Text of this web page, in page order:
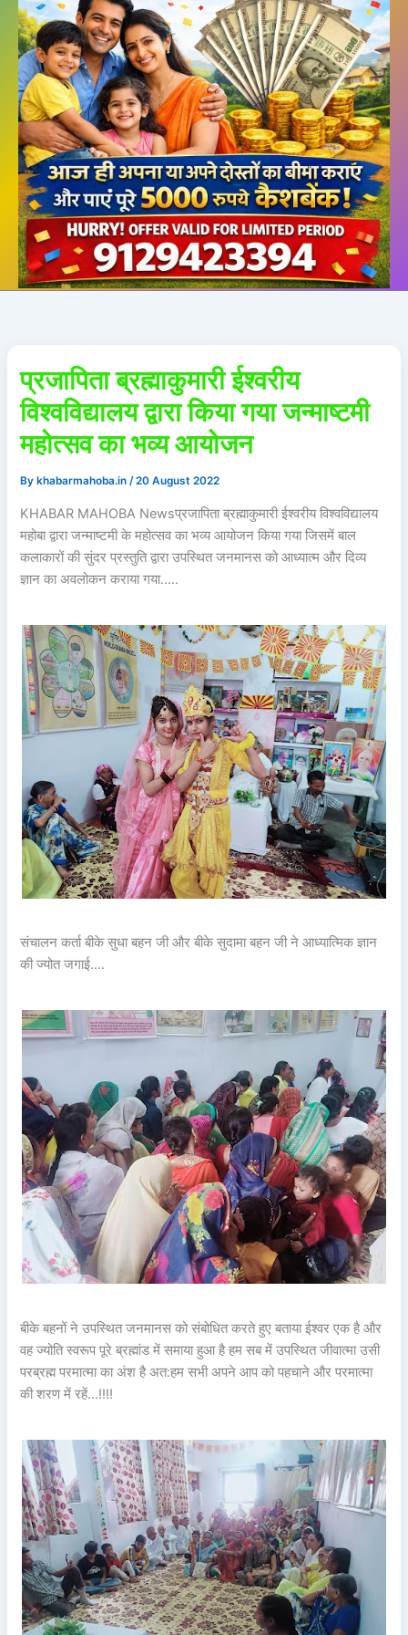
प्रजापिता ब्रह्माकुमारी ईश्वरीय
विश्वविद्यालय द्वारा किया गया जन्माष्टमी
महोत्सव का भव्य आयोजन
By khabarmahoba.in/20 August 2022
KHABAR MAHOBA Newsप्रजापिता ब्रह्माकुमारी ईश्वरीय विश्वविद्यालय
महोबा द्वारा जन्माष्टमी के महोत्सव का भव्य आयोजन किया गया जिसमें बाल
कलाकारों की सुंदर प्रस्तुति द्वारा उपस्थित जनमानस को आध्यात्म और दिव्य
ज्ञान का अवलोकन कराया गया..…
संचालन कर्ता बीके सुधा बहन जी और बीके सुदामा बहन जी ने आध्यात्मिक ज्ञान
की ज्योत जगाई….
बीके बहनों ने उपस्थित जनमानस को संबोधित करते हुए बताया ईश्वर एक है और
वह ज्योति स्वरूप पूरे ब्रह्मांड में समाया हुआ है हम सब में उपस्थित जीवात्मा उसी
परब्रह्म परमात्मा का अंश है अत:हम सभी अपने आप को पहचाने और परमात्मा
की शरण में रहें…!!!!